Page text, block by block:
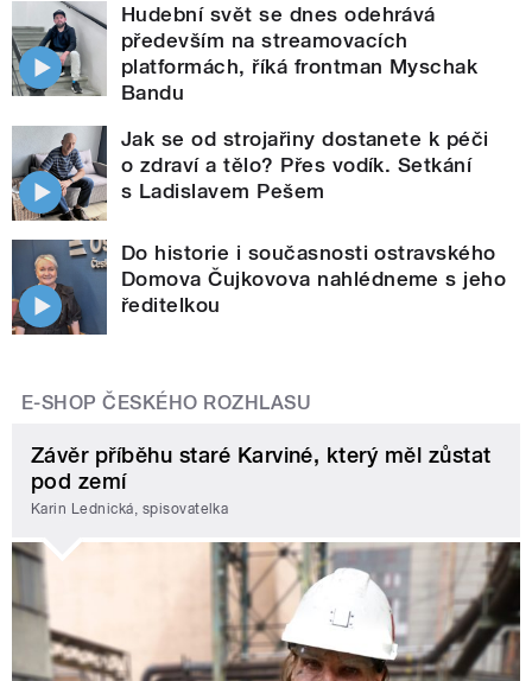
Hudební svět se dnes odehrává
především na streamovacích
platformách, říká frontman Myschak
Bandu
Jak se od strojařiny dostanete k péči
o zdraví a tělo? Přes vodík. Setkání
s Ladislavem Pešem
Do historie i současnosti ostravského
Domova Čujkovova nahlédneme s jeho
ředitelkou
E-SHOP ČESKÉHO ROZHLASU
Závěr příběhu staré Karviné, který měl zůstat
pod zemí
Karin Lednická, spisovatelka